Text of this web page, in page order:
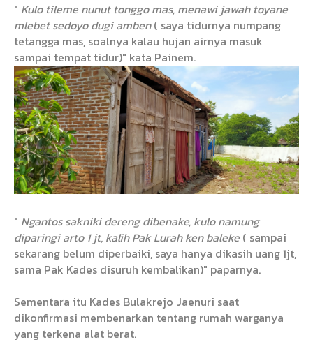
" Kulo tileme nunut tonggo mas, menawi jawah toyane
mlebet sedoyo dugi amben( saya tidurnya numpang
tetangga mas, soalnya kalau hujan airnya masuk
sampai tempat tidur)" kata Painem.
" Ngantos sakniki dereng dibenake, kulo namung
diparingi arto 1 jt, kalih Pak Lurah ken baleke ( sampai
sekarang belum diperbaiki, saya hanya dikasih uang 1jt,
sama Pak Kades disuruh kembalikan)" paparnya.
Sementara itu Kades Bulakrejo Jaenuri saat
dikonfirmasi membenarkan tentang rumah warganya
yang terkena alat berat.